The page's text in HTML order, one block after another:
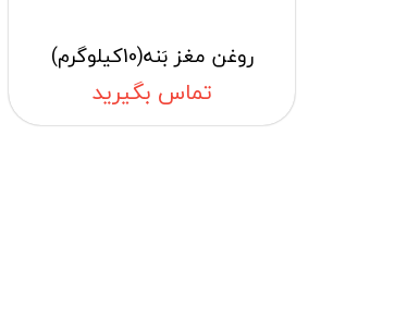
روغن مغز بَنه(10کیلوگرم)
تماس بگیرید